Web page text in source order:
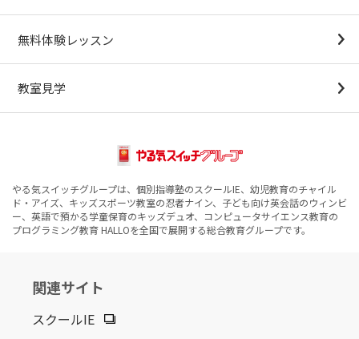
無料体験レッスン
教室見学
やる気スイッチグループは、個別指導塾のスクールIE、幼児教育のチャイル
ド・アイズ、キッズスポーツ教室の忍者ナイン、子ども向け英会話のウィンビ
ー、英語で預かる学童保育のキッズデュオ、コンピュータサイエンス教育の
プログラミング教育 HALLOを全国で展開する総合教育グループです。
関連サイト
スクールIE